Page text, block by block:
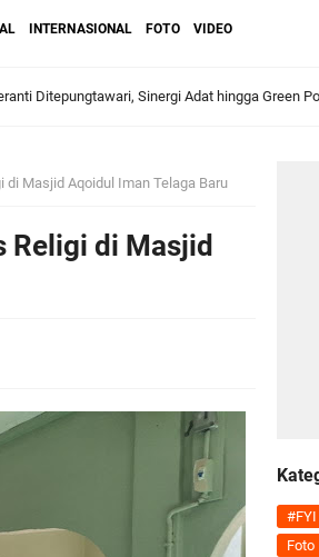
INTERNASIONAL FOTO VIDEO
Ditepungtawari, Sinergi Adat hingga Green
APBD 2025, Pemkab Siap
Serahkan Bantuan Mesin Genset untuk Dayah
Harus Berdampak Nyata bagi Masyarakat
di Masjid Aqoidul Iman Telaga Baru
Religi di Masjid
#FYI
Foto